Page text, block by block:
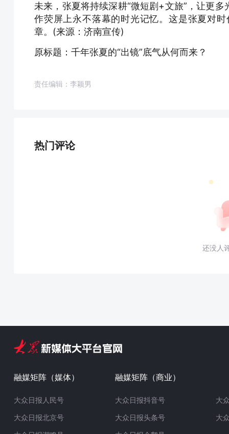
未来，张夏将持续深耕“微短剧+文旅”，让更
作荧屏上永不落幕的时光记忆。这是张夏对
章。(来源：济南宣传)
原标题：千年张夏的“出镜”底气从何而来？
责任编辑：李颖男
热门评论
还没人
融媒矩阵（媒体）
大众日报人民号
大众日报北京号
融媒矩阵（商业）
大众日报抖音号
大众日报头条号
大
大